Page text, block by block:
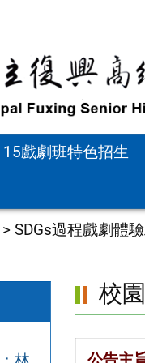
戲劇班特色招生
>SDGs過程戲劇體
校